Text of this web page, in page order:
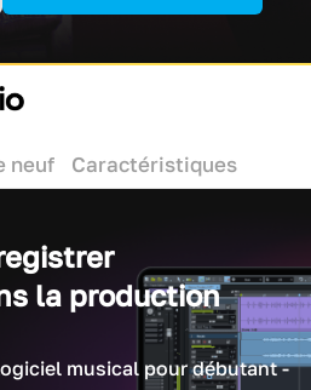
neuf Caractéristiques
la production
musical pour débutant -